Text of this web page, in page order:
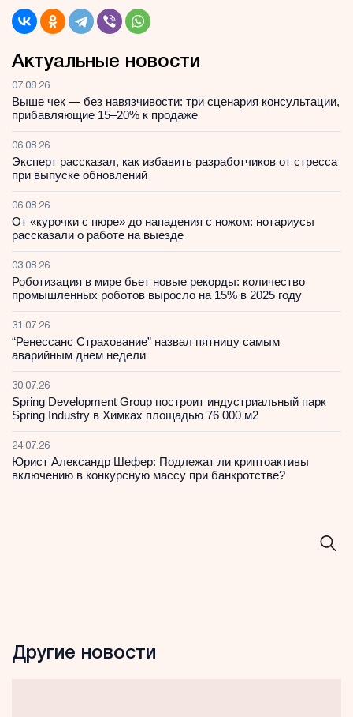
Актуальные новости
07.08.26
Выше чек — без навязчивости: три сценария консультации,
прибавляющие 15–20% к продаже
06.08.26
Эксперт рассказал, как избавить разработчиков от стресса
при выпуске обновлений
06.08.26
От «курочки с пюре» до нападения с ножом: нотариусы
рассказали о работе на выезде
03.08.26
Роботизация в мире бьет новые рекорды: количество
промышленных роботов выросло на 15% в 2025 году
31.07.26
“Ренессанс Страхование” назвал пятницу самым
аварийным днем недели
30.07.26
Spring Development Group построит индустриальный парк
Spring Industry в Химках площадью 76 000 м2
24.07.26
Юрист Александр Шефер: Подлежат ли криптоактивы
включению в конкурсную массу при банкротстве?
Другие новости